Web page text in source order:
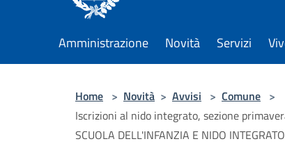
Amministrazione Novità Servizi
Home > Novità > Avvisi > Comune >
Iscrizioni al nido integrato, sezione
SCUOLA DELL'INFANZIA E NIDO